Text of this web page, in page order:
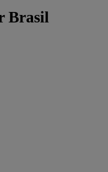
Brasil